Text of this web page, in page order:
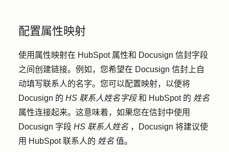
配置属性映射
使用属性映射在 HubSpot 属性和 Docusign 信封字段
之间创建链接。例如，您希望在 Docusign 信封上自
动填写联系人的名字。您可以配置映射，以便将
Docusign 的 HS 联系人姓名字段和 HubSpot 的 姓名
属性连接起来。这意味着，如果您在信封中使用
Docusign 字段 HS 联系人姓名 ，Docusign 将建议使
用 HubSpot 联系人的 姓名值。